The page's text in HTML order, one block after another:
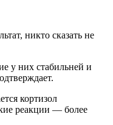
никто сказать не
у них стабильней и
кортизол
реакции — более